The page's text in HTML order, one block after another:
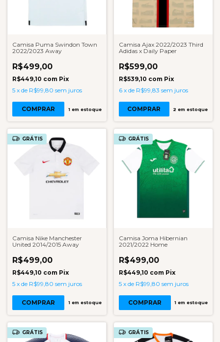
Camisa Puma Swindon Town
2022/2023 Away
R$499,00
R$449,10 com Pix
5 x de R$99,80 sem juros
COMPRAR 1em estoque
Camisa Ajax 2022/2023 Third
Adidas x Daily Paper
R$599,00
R$539,10 com Pix
6 x de R$99,83 sem juros
COMPRAR 2 em estoque
GRÁTIS
Camisa Nike Manchester
United 2014/2015 Away
R$499,00
R$449,10 com Pix
5 x de R$99,80 sem juros
COMPRAR 1em estoque
GRÁTIS
Camisa Joma Hibernian
2021/2022 Home
R$499,00
R$449,10 com Pix
5 x de R$99,80 sem juros
COMPRAR 1 em estoque
GRÁTIS GRÁTIS